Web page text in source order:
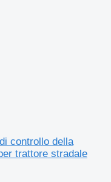
controllo della
trattore stradale